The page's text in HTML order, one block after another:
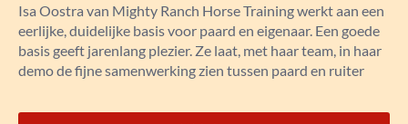
Isa Oostra van Mighty Ranch Horse Training werkt aan een
eerlijke, duidelijke basis voor paard en eigenaar. Een goede
basis geeft jarenlang plezier. Ze laat, met haar team, in haar
demo de fijne samenwerking zien tussen paard en ruiter